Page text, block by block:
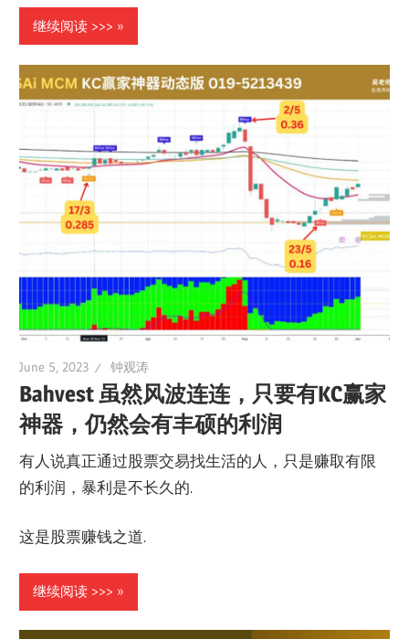
继续阅读 >>>
June 5, 2023 钟观涛
Bahvest 虽然风波连连，只要有KC赢家
神器，仍然会有丰硕的利润
有人说真正通过股票交易找生活的人，只是赚取有限
的利润，暴利是不长久的.
这是股票赚钱之道.
继续阅读 >>>